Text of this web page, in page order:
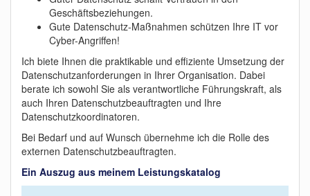
Geschäftsbeziehungen.
Gute Datenschutz-Maßnahmen schützen Ihre IT vor
Cyber-Angriffen!
Ich biete Ihnen die praktikable und effiziente Umsetzung der
Datenschutzanforderungen in Ihrer Organisation. Dabei
berate ich sowohl Sie als verantwortliche Führungskraft, als
auch Ihren Datenschutzbeauftragten und Ihre
Datenschutzkoordinatoren.
Bei Bedarf und auf Wunsch übernehme ich die Rolle des
externen Datenschutzbeauftragten.
Ein Auszug aus meinem Leistungskatalog